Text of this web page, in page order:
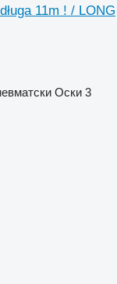
11m ! / LONG
Оски 3